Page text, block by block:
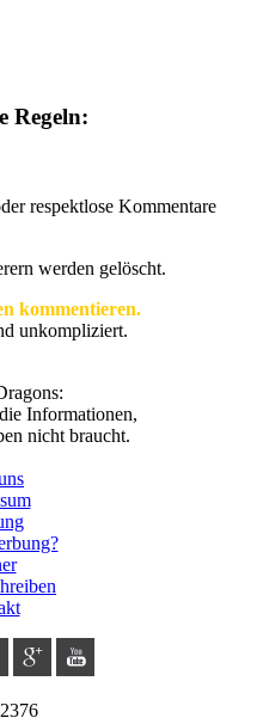
Regeln:
respektlose Kommentare
werden gelöscht.
kommentieren.
unkompliziert.
Informationen,
nicht braucht.